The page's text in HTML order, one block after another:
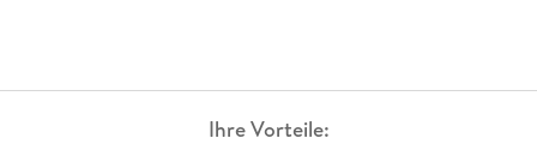
Ihre Vorteile: